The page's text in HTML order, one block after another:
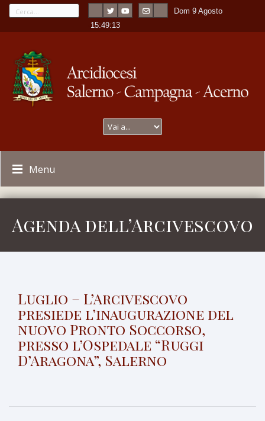
Dom 9 Agosto
15:49:13
Menu
Agenda dell’Arcivescovo
Luglio – L’Arcivescovo
presiede l’inaugurazione del
nuovo Pronto Soccorso,
presso l’Ospedale “Ruggi
D’Aragona”, Salerno